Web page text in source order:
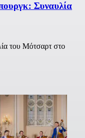
Συναυλία
του Μότσαρτ στο